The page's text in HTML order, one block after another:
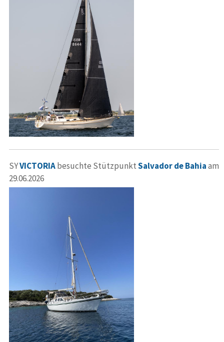
SYVICTORIAbesuchte StützpunktSalvador de Bahiaam
29.06.2026